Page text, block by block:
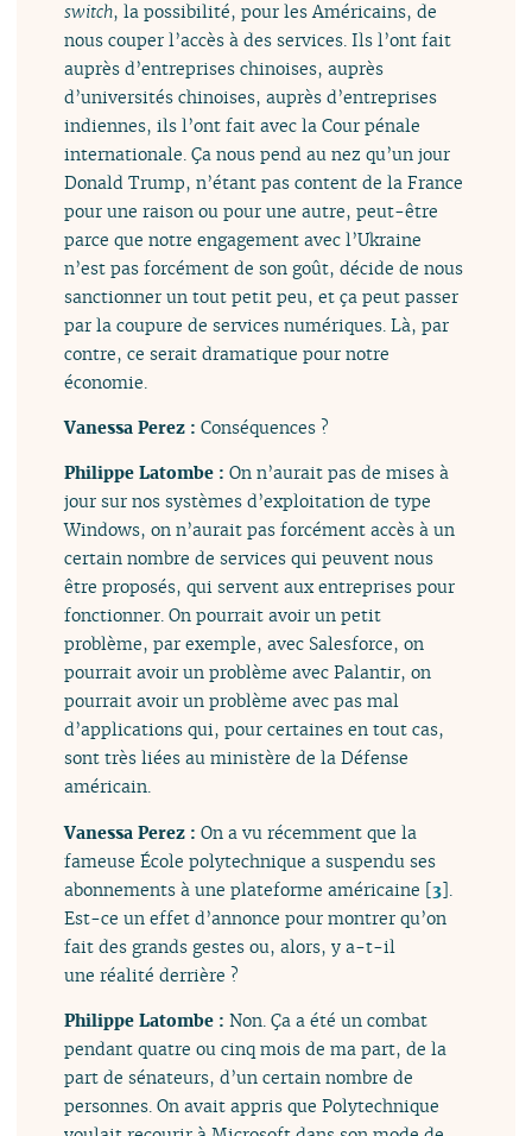
switch, la possibilité, pour les Américains, de
nous couper l’accès à des services. Ils l’ont fait
auprès d’entreprises chinoises, auprès
d’universités chinoises, auprès d’entreprises
indiennes, ils l’ont fait avec la Cour pénale
internationale. Ça nous pend au nez qu’un jour
Donald Trump, n’étant pas content de la France
pour une raison ou pour une autre, peut-être
parce que notre engagement avec l’Ukraine
n’est pas forcément de son goût, décide de nous
sanctionner un tout petit peu, et ça peut passer
par la coupure de services numériques. Là, par
contre, ce serait dramatique pour notre
économie.
Vanessa Perez :Conséquences ?
Philippe Latombe :On n’aurait pas de mises à
jour sur nos systèmes d’exploitation de type
Windows, on n’aurait pas forcément accès à un
certain nombre de services qui peuvent nous
être proposés, qui servent aux entreprises pour
fonctionner. On pourrait avoir un petit
problème, par exemple, avec Salesforce, on
pourrait avoir un problème avec Palantir, on
pourrait avoir un problème avec pas mal
d’applications qui, pour certaines en tout cas,
sont très liées au ministère de la Défense
américain.
Vanessa Perez :On a vu récemment que la
fameuse École polytechnique a suspendu ses
abonnements à une plateforme américaine [3].
Est-ce un effet d’annonce pour montrer qu’on
fait des grands gestes ou, alors, y a-t-il
une réalité derrière ?
Philippe Latombe :Non. Ça a été un combat
pendant quatre ou cinq mois de ma part, de la
part de sénateurs, d’un certain nombre de
personnes. On avait appris que Polytechnique